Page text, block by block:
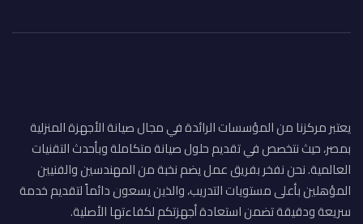
يعتبر مركزنا من المؤسسات الرائدة في مجال صيانة الأجهزة المنزلية
بمصر، حيث نتخصص في تقديم حلول صيانة متكاملة وبأحدث التقنيات
العالمية. نحن نفخر بفريق عمل يضم نخبة من المهندسين والفنيين
المؤهلين بأعلى مستويات التدريب، والذين يسعون دائماً لتقديم خدمة
سريعة ودقيقة تضمن استعادة أجهزتكم لكفاءتها الأصلية.